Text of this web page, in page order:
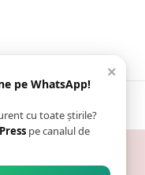
CĂLĂRĂȘEAN
×
pe WhatsApp!
cu toate știrile?
pe canalul de